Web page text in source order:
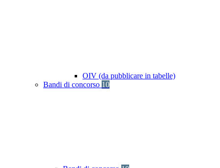
OIV (da pubblicare in tabelle)
Bandi di concorso 10